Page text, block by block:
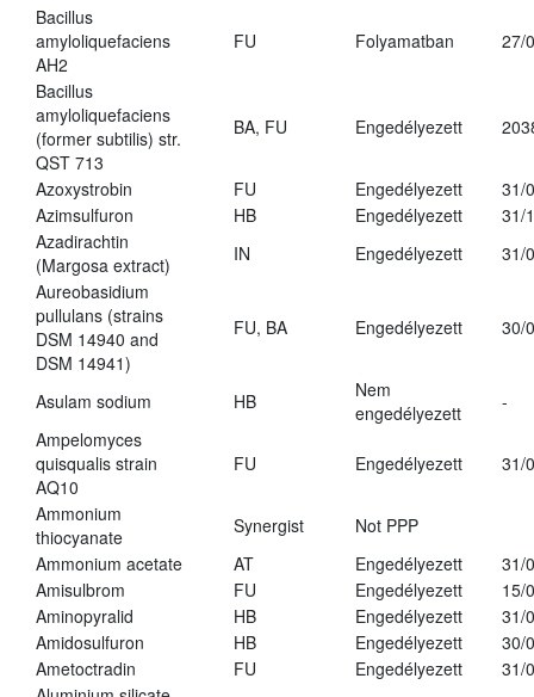
Bacillus
amyloliquefaciens
AH2
FU Folyamatban 27/
Bacillus
amyloliquefaciens
(former subtilis) str.
QST 713
BA, FU Engedélyezett
Azoxystrobin FU Engedélyezett
31/
Azimsulfuron
HB Engedélyezett
31/
Azadirachtin
(Margosa extract)
IN Engedélyezett
31/
Aureobasidium
pullulans (strains
DSM 14940 and
DSM 14941)
FU, BA Engedélyezett 30/
Asulam sodium HB
Nem
engedélyezett
-
Ampelomyces
quisqualis strain
AQ10
FU Engedélyezett 31/
Ammonium
thiocyanate
Synergist
Not PPP
Ammonium acetate
AT Engedélyezett
31/
Amisulbrom
FU Engedélyezett
15/
Aminopyralid
HB Engedélyezett
31/
Amidosulfuron
HB Engedélyezett
30/
Ametoctradin
FU Engedélyezett
31/